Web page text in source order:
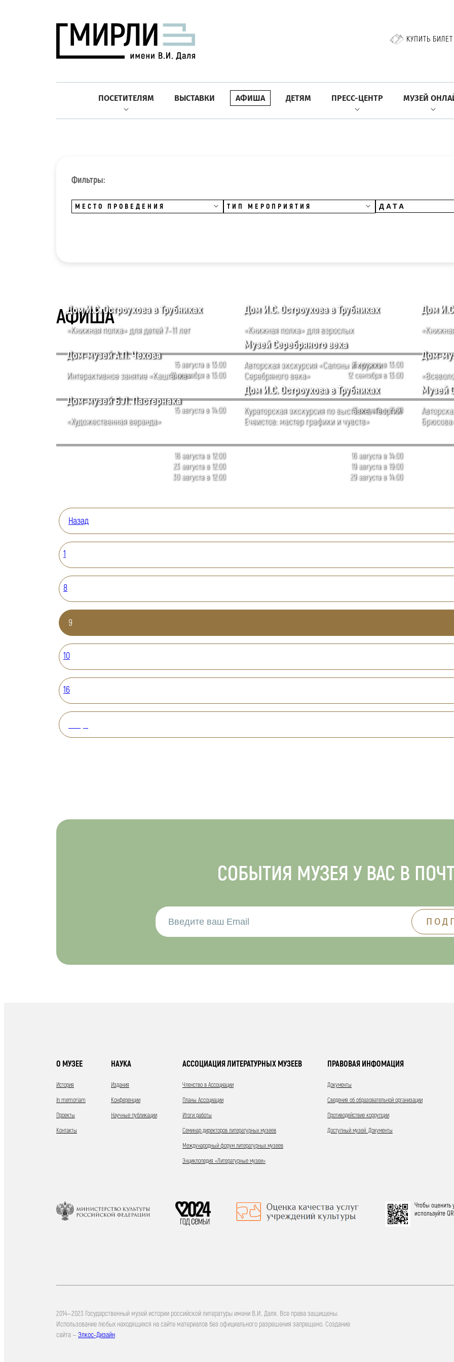
КУПИТЬ БИЛЕТ
ПОСЕТИТЕЛЯМ ВЫСТАВКИ АФИША ДЕТЯМ ПРЕСС-ЦЕНТР МУЗЕЙ
Фильтры:
МЕСТО ПРОВЕДЕНИЯ ТИП МЕРОПРИЯТИЯ
АФИША
15 августа в 13:00
12 сентября в 13:00
Дом И.С. Остроухова в Трубниках
«Книжная полка» для детей 7–11 лет
15 августа в 13:00
12 сентября в 13:00
Дом И.С. Остроухова в Трубниках
«Книжная полка» для взрослых
Дом
15 августа в 14:00
Дом-музей А.П. Чехова
Интерактивное занятие «Каштанка»
15 августа в 15:00
Музей Серебряного века
Авторская экскурсия «Салоны и кружки
Серебряного века»
Дом-
16 августа в 12:00
23 августа в 12:00
30 августа в 12:00
Дом-музей Б.Л. Пастернака
«Художественная веранда»
16 августа в 14:00
19 августа в 19:00
29 августа в 14:00
Дом И.С. Остроухова в Трубниках
Кураторская экскурсия по выставке «Георгий
Ечеистов: мастер графики и чувств»
Музей
Назад
1
8
9
10
16
СОБЫТИЯ МУЗЕЯ У ВАС В
О МУЗЕЕ
История
In memoriam
Проекты
Контакты
НАУКА
Издания
Конференции
Научные публикации
АССОЦИАЦИЯ ЛИТЕРАТУРНЫХ МУЗЕЕВ
Членство в Ассоциации
Планы Ассоциации
Итоги работы
Семинар директоров литературных музеев
Международный форум литературных музеев
Энциклопедия «Литературные музеи»
ПРАВОВАЯ ИНФОМАЦИЯ
Документы
Сведения об образовательной организации
Противодействие коррупции
Доступный музей. Документы
Чтобы оценить
используйте
2014—2023 Государственный музей истории российской литературы имени В.И. Даля. Все права защищены.
Использование любых находящихся на сайте материалов без официального разрешения запрещено. Создание
сайта — Элкос-Дизайн